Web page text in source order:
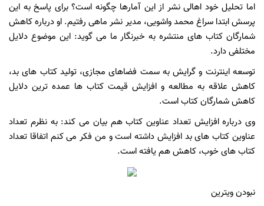
اما تحلیل خود اهالی نشر از این آمارها چگونه است؟ برای پاسخ به این
پرسش ابتدا سراغ محمد واشویی، مدیر نشر ماهی رفتیم. او درباره کاهش
شمارگان کتاب های منتشره به خبرنگار ما می گوید: این موضوع دلایل
مختلفی دارد.
توسعه اینترنت و گرایش به سمت فضاهای مجازی، تولید کتاب های بد،
کاهش علاقه به مطالعه و افزایش قیمت کتاب ها عمده ترین دلایل
کاهش شمارگان کتاب است.
وی درباره افزایش تعداد عناوین کتاب هم بیان می کند: به نظرم تعداد
عناوین کتاب های بد افزایش داشته است و من فکر می کنم اتفاقا تعداد
کتاب های خوب، کاهش هم یافته است.
نبودن ویترین